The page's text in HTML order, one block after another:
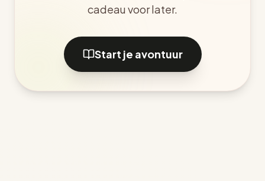
cadeau voor later.
Start je avontuur